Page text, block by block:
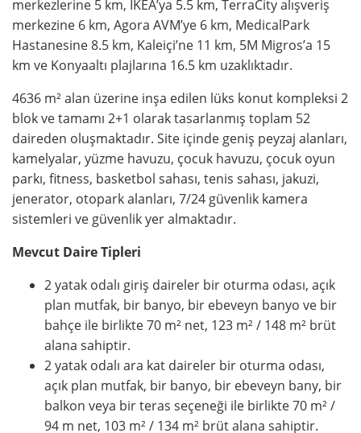
merkezlerine 5 km, IKEA’ya 5.5 km, TerraCity alışveriş
merkezine 6 km, Agora AVM’ye 6 km, MedicalPark
Hastanesine 8.5 km, Kaleiçi’ne 11 km, 5M Migros’a 15
km ve Konyaaltı plajlarına 16.5 km uzaklıktadır.
4636 m² alan üzerine inşa edilen lüks konut kompleksi 2
blok ve tamamı 2+1 olarak tasarlanmış toplam 52
daireden oluşmaktadır. Site içinde geniş peyzaj alanları,
kamelyalar, yüzme havuzu, çocuk havuzu, çocuk oyun
parkı, fitness, basketbol sahası, tenis sahası, jakuzi,
jenerator, otopark alanları, 7/24 güvenlik kamera
sistemleri ve güvenlik yer almaktadır.
Mevcut Daire Tipleri
2 yatak odalı giriş daireler bir oturma odası, açık
plan mutfak, bir banyo, bir ebeveyn banyo ve bir
bahçe ile birlikte 70 m² net, 123 m² / 148 m² brüt
alana sahiptir.
2 yatak odalı ara kat daireler bir oturma odası,
açık plan mutfak, bir banyo, bir ebeveyn bany, bir
balkon veya bir teras seçeneği ile birlikte 70 m² /
94 m net, 103 m² / 134 m² brüt alana sahiptir.